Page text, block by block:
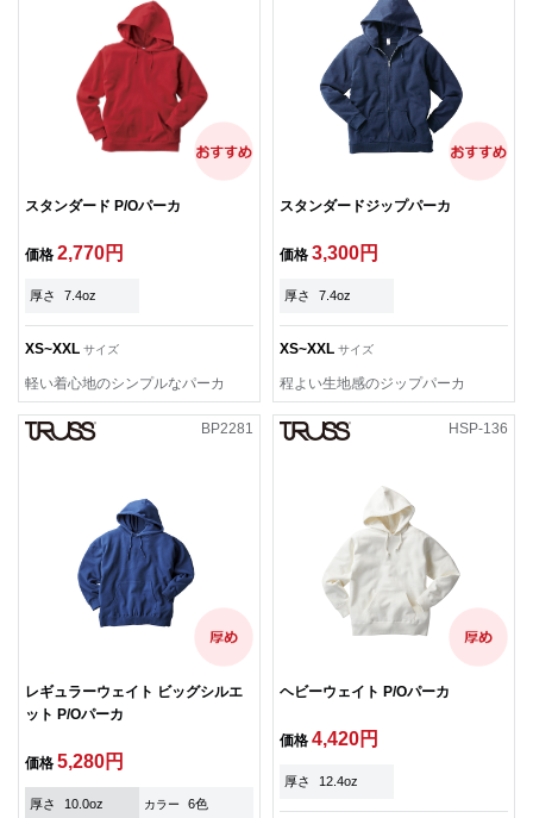
スタンダード P/Oパーカ
価格 2,770円
厚さ 7.4oz
XS~XXL サイズ
軽い着心地のシンプルなパーカ
スタンダードジップパーカ
価格 3,300円
厚さ 7.4oz
XS~XXL サイズ
程よい生地感のジップパーカ
BP2281
レギュラーウェイト ビッグシルエ
ット P/Oパーカ
価格 5,280円
厚さ 10.0oz カラー 6色
HSP-136
ヘビーウェイト P/Oパーカ
価格 4,420円
厚さ 12.4oz